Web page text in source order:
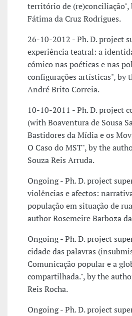
território de (re)conciliação",
Fátima da Cruz Rodrigues.
26-10-2012 - Ph. D. project
experiência teatral: a
cómico nas poéticas e nas
configurações artísticas", by
André Brito Correia.
10-10-2011 - Ph. D. project
(with Boaventura de Sousa
Bastidores da Mídia e os
O Caso do MST", by the
Souza Reis Arruda.
Ongoing - Ph. D. project
violências e afectos:
população em situação de
author Rosemeire Barboza
Ongoing - Ph. D. project
cidade das palavras
Comunicação popular e a
compartilhada.", by the
Reis Rocha.
Ongoing - Ph. D. project